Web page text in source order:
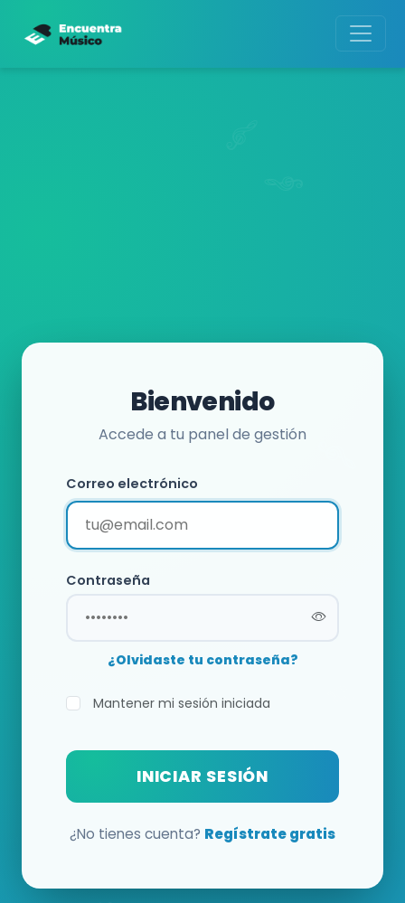
Bienvenido
Accede a tu panel de gestión
Correo electrónico
Contraseña
¿Olvidaste tu contraseña?
Mantener mi sesión iniciada
INICIAR SESIÓN
¿No tienes cuenta? Regístrate gratis